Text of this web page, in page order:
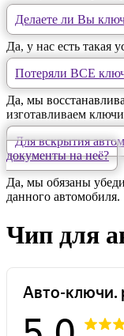
Делаете ли Вы
Да, у нас есть такая
Потеряли ВСЕ
Да, мы
изготавливаем
Для вскрытия
документы на неё?
Да, мы обязаны
данного автомобиля.
Чип для